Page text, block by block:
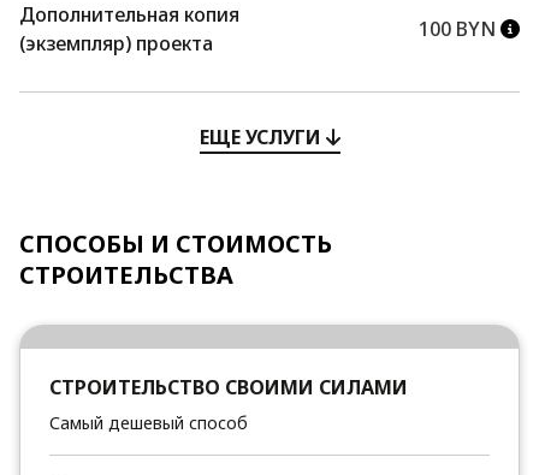
Дополнительная копия
(экземпляр) проекта
100 BYN
ЕЩЕ УСЛУГИ
СПОСОБЫ И СТОИМОСТЬ
СТРОИТЕЛЬСТВА
СТРОИТЕЛЬСТВО СВОИМИ СИЛАМИ
Самый дешевый способ